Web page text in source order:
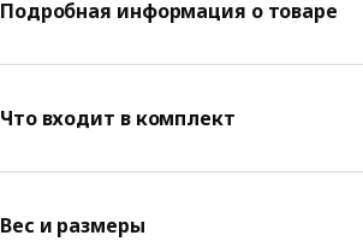
Подробная информация о товаре
Что входит в комплект
Вес и размеры